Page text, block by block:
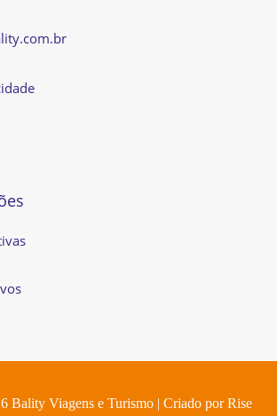
Bality Viagens e Turismo| Criado porRise